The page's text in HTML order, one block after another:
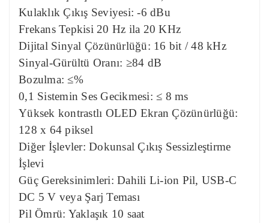
Kulaklık Çıkış Seviyesi: -6 dBu
Frekans Tepkisi 20 Hz ila 20 KHz
Dijital Sinyal Çözünürlüğü: 16 bit / 48 kHz
Sinyal-Gürültü Oranı: ≥84 dB
Bozulma: ≤%
0,1 Sistemin Ses Gecikmesi: ≤ 8 ms
Yüksek kontrastlı OLED Ekran Çözünürlüğü:
128 x 64 piksel
Diğer İşlevler: Dokunsal Çıkış Sessizleştirme
İşlevi
Güç Gereksinimleri: Dahili Li-ion Pil, USB-C
DC 5 V veya Şarj Teması
Pil Ömrü: Yaklaşık 10 saat